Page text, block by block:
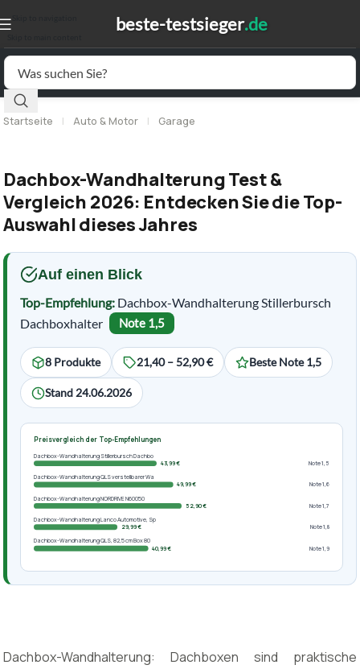
Startseite | Auto & Motor | Garage
Dachbox-Wandhalterung Test &
Vergleich 2026: Entdecken Sie die Top-
Auswahl dieses Jahres
Auf einen Blick
Top-Empfehlung: Dachbox-Wandhalterung Stillerbursch
Dachboxhalter
Note 1,5
8 Produkte 21,40 – 52,90 € Beste Note 1,5
Stand 24.06.2026
Preisvergleich der Top-Empfehlungen
Dachbox-Wandhalterung Stillerbursch Dachbo
43,99 €
Note 1,5
Dachbox-Wandhalterung QLS verstellbarer Wa
49,99 €
Note 1,6
Dachbox-Wandhalterung NORDRIVE N60050
52,90 €
Note 1,7
Dachbox-Wandhalterung Lanco Automotive, Sp
29,99 €
Note 1,8
Dachbox-Wandhalterung QLS, 82,5 cm Box 80
40,99 €
Note 1,9
Dachbox-Wandhalterung: Dachboxen sind praktische